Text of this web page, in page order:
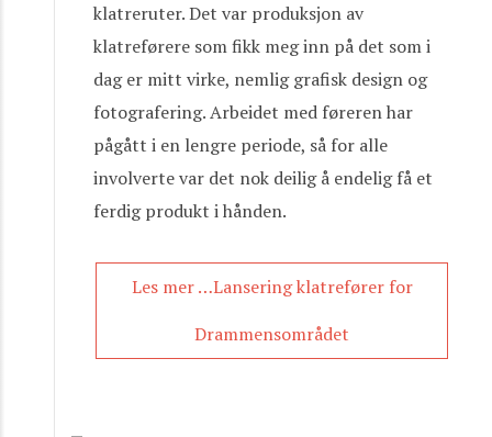
klatreruter. Det var produksjon av
klatreførere som fikk meg inn på det som i
dag er mitt virke, nemlig grafisk design og
fotografering. Arbeidet med føreren har
pågått i en lengre periode, så for alle
involverte var det nok deilig å endelig få et
ferdig produkt i hånden.
Les mer …Lansering klatrefører for
Drammensområdet